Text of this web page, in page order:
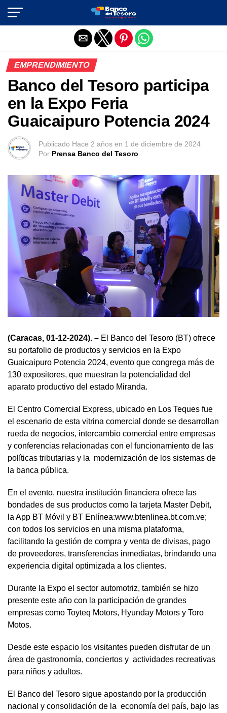
EMPRENDIMIENTO
Banco del Tesoro participa
en la Expo Feria
Guaicaipuro Potencia 2024
Publicado Hace 2 años en 1 de diciembre de 2024
Por Prensa Banco del Tesoro
(Caracas, 01-12-2024). – El Banco del Tesoro (BT) ofrece
su portafolio de productos y servicios en la Expo
Guaicaipuro Potencia 2024, evento que congrega más de
130 expositores, que muestran la potencialidad del
aparato productivo del estado Miranda.
El Centro Comercial Express, ubicado en Los Teques fue
el escenario de esta vitrina comercial donde se desarrollan
rueda de negocios, intercambio comercial entre empresas
y conferencias relacionadas con el funcionamiento de las
políticas tributarias y la modernización de los sistemas de
la banca pública.
En el evento, nuestra institución financiera ofrece las
bondades de sus productos como la tarjeta Master Debit,
la App BT Móvil y BT Enlínea:www.btenlinea.bt.com.ve;
con todos los servicios en una misma plataforma,
facilitando la gestión de compra y venta de divisas, pago
de proveedores, transferencias inmediatas, brindando una
experiencia digital optimizada a los clientes.
Durante la Expo el sector automotriz, también se hizo
presente este año con la participación de grandes
empresas como Toyteq Motors, Hyunday Motors y Toro
Motos.
Desde este espacio los visitantes pueden disfrutar de un
área de gastronomía, conciertos y actividades recreativas
para niños y adultos.
El Banco del Tesoro sigue apostando por la producción
nacional y consolidación de la economía del país, bajo las
Salir de la versión móvil